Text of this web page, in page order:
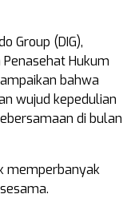
Group (DIG),
Hukum
bahwa
wujud kepedulian
di bulan
memperbanyak